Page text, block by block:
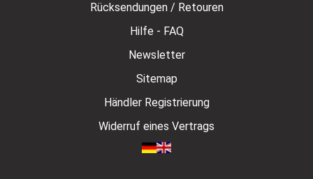
Rücksendungen / Retouren
Hilfe - FAQ
Newsletter
Sitemap
Händler Registrierung
Widerruf eines Vertrags